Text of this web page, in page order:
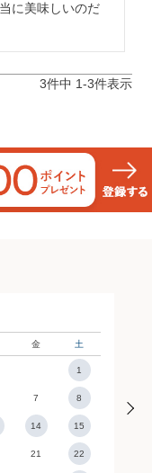
に美味しいのだ
3件中 1-3件表示
金 土
1
7 8
14 15
21 22